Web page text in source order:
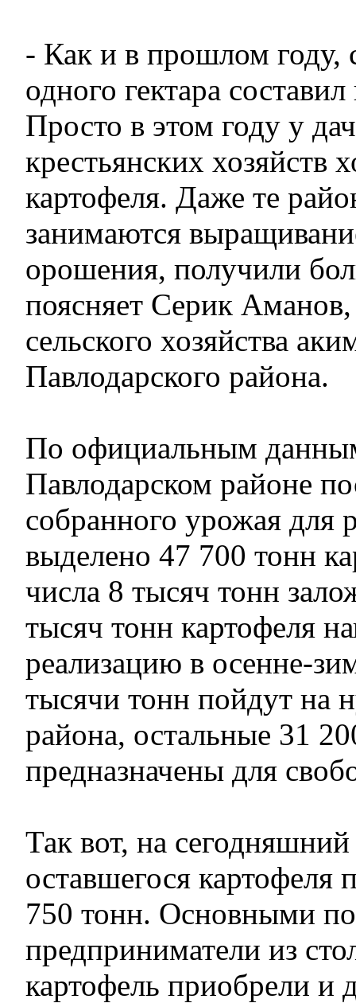
- Как и в прошлом году,
одного гектара
Просто в этом году у
крестьянских хозяйств
картофеля. Даже те
занимаются
орошения, получили
поясняет Серик Аманов,
сельского хозяйства
Павлодарского района.
По официальным
Павлодарском районе
собранного урожая для
выделено 47 700 тонн
числа 8 тысяч тонн
тысяч тонн картофеля
реализацию в осенне-
тысячи тонн пойдут на
района, остальные 31
предназначены для
Так вот, на сегодняшний
оставшегося картофеля
750 тонн. Основными
предприниматели из
картофель приобрели и